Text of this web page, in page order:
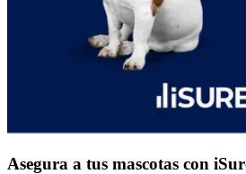
Asegura a tus mascotas con